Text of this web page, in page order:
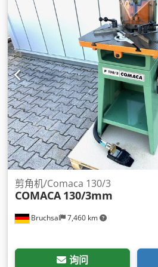
Bruchsal 7,460 km
剪角机/Comaca 130/3
COMACA 130/3mm
询问